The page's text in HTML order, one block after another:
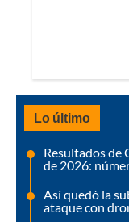
Lo último
Resultados de
de 2026:
Así quedó la
ataque con